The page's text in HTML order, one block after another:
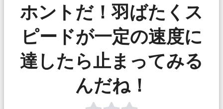
ホントだ！羽ばたくス
ピードが一定の速度に
達したら止まってみる
んだね！